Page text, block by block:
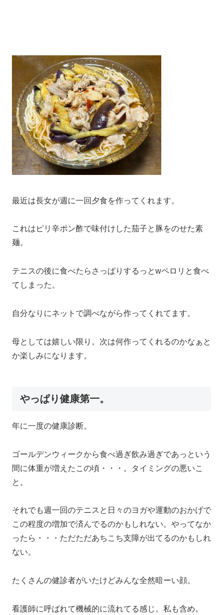
最近は長女が週に一回夕食を作ってくれます。
これはピリ辛ポン酢で味付けした茄子と豚をのせた素
麺。
テニスの後に食べたらさっぱりするっとwペロリと食べ
てしまった。
自分なりにネットで調べながら作ってくれてます。
母としては嬉しい限り。次は何作ってくれるのかなぁと
か楽しみになります。
やっぱり健康第一。
年に一度の健康診断。
ゴールデンウィークから食べ過ぎ飲み過ぎであっという
間に体重が増えたこの頃・・・。タイミングの悪いこ
と。
それでも週一回のテニスと日々のヨガや運動のおかげで
この程度の増加で済んでるのかもしれない。やってなか
ったら・・・ただただあちこち支障が出てるのかもしれ
ない。
たくさんの健診者がいたけどみんな全然暗ーい顔。
看護師に呼ばれて機械的に流れてる感じ。私も含め。